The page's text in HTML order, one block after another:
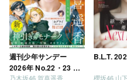
週刊少年サンデー
2026年 No.22・23 合
乃木坂46 賀喜遥香
B.L.T.